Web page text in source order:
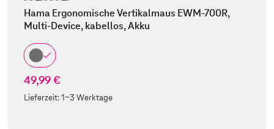
Hama Ergonomische Vertikalmaus EWM-700R,
Multi-Device, kabellos, Akku
49,99 €
Lieferzeit:1-3 Werktage